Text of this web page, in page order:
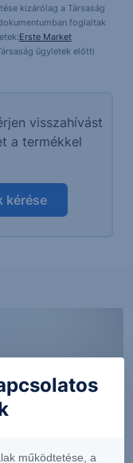
kizárólag a Társaság
foglaltak
Erste Market
ügyletek előtti
visszahívást
a termékkel
kérése
működtetése, a